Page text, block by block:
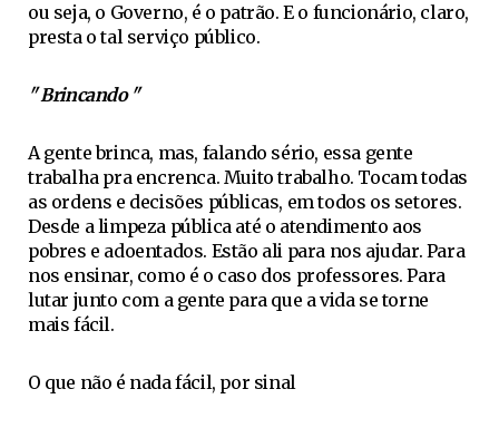
ou seja, o Governo, é o patrão. E o funcionário, claro,
presta o tal serviço público.
" Brincando "
A gente brinca, mas, falando sério, essa gente
trabalha pra encrenca. Muito trabalho. Tocam todas
as ordens e decisões públicas, em todos os setores.
Desde a limpeza pública até o atendimento aos
pobres e adoentados. Estão ali para nos ajudar. Para
nos ensinar, como é o caso dos professores. Para
lutar junto com a gente para que a vida se torne
mais fácil.
O que não é nada fácil, por sinal